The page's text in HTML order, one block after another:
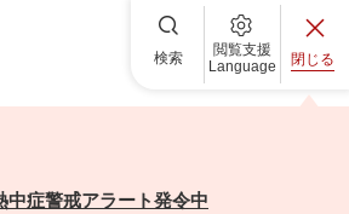
検索
閲覧支援
Language
閉じる
中症警戒アラート発令中